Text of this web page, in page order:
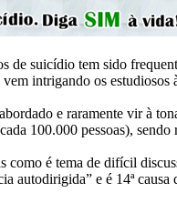
de suicídio tem sido
intrigando os
e raramente vir à
100.000 pessoas),
como é tema de difícil
autodirigida” e é 14ª